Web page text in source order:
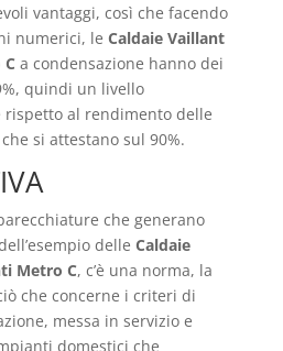
vantaggi, così che facendo
numerici, le Caldaie Vaillant
a condensazione hanno dei
quindi un livello
al rendimento delle
si attestano sul 90%.
che generano
delle Caldaie
Metro C, c’è una norma, la
che concerne i criteri di
messa in servizio e
domestici che